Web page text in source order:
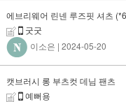
에브리웨어 린넨 루즈핏 셔츠
굿굿
이소은 | 2024-05-20
캣브러시 롱 부츠컷 데님 팬츠
예뻐용